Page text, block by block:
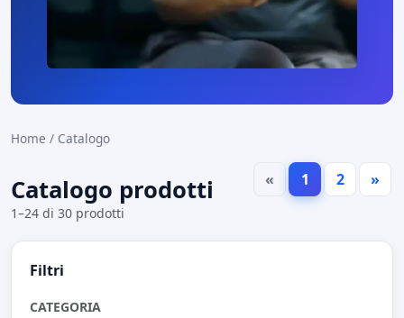
Home / Catalogo
Catalogo prodotti « 1 2 »
1–24 di 30 prodotti
Filtri
CATEGORIA